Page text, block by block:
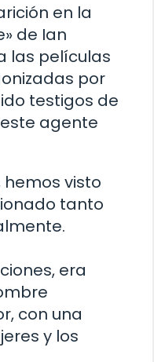
en la
de Ian
las películas
por
testigos de
agente
hemos visto
tanto
era
con una
y los